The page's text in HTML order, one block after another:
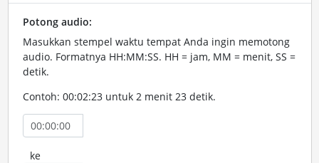
Potong audio:
Masukkan stempel waktu tempat Anda ingin memotong
audio. Formatnya HH:MM:SS. HH = jam, MM = menit, SS =
detik.
Contoh: 00:02:23 untuk 2 menit 23 detik.
ke